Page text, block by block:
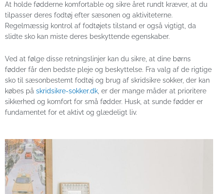
At holde fødderne komfortable og sikre året rundt kræver, at du
tilpasser deres fodtøj efter sæsonen og aktiviteterne.
Regelmæssig kontrol af fodtøjets tilstand er også vigtigt, da
slidte sko kan miste deres beskyttende egenskaber.
Ved at følge disse retningslinjer kan du sikre, at dine børns
fødder får den bedste pleje og beskyttelse. Fra valg af de rigtige
sko til sæsonbestemt fodtøj og brug af skridsikre sokker, der kan
købes på skridsikre-sokker.dk, er der mange måder at prioritere
sikkerhed og komfort for små fødder. Husk, at sunde fødder er
fundamentet for et aktivt og glædeligt liv.